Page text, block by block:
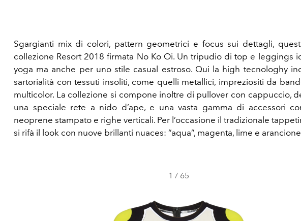
Sgargianti mix di colori, pattern geometrici e focus sui dettagli,
collezione Resort 2018 firmata No Ko Oi. Un tripudio di top e leggings
yoga ma anche per uno stile casual estroso. Qui la high tecnologhy
sartorialità con tessuti insoliti, come quelli metallici, impreziositi da
multicolor. La collezione si compone inoltre di pullover con cappuccio,
una speciale rete a nido d’ape, e una vasta gamma di accessori
neoprene stampato e righe verticali. Per l’occasione il tradizionale
si rifà il look con nuove brillanti nuaces: “aqua”, magenta, lime e
1 / 65